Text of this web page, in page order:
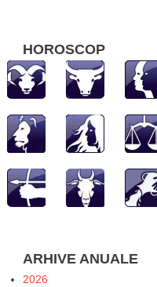
HOROSCOP
ARHIVE ANUALE
2026